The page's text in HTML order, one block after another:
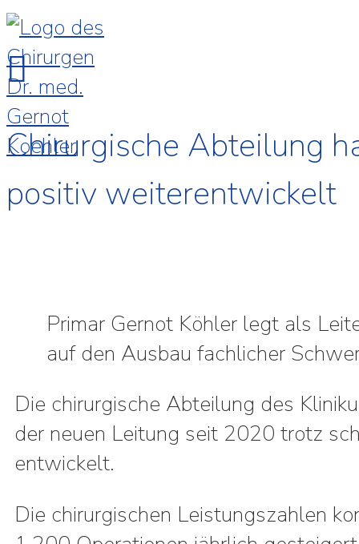
Chirurgische Abteilung
positiv weiterentwickelt
Primar Gernot Köhler legt als
auf den Ausbau fachlicher
Die chirurgische Abteilung des
der neuen Leitung seit 2020 trotz
entwickelt.
Die chirurgischen Leistungszahlen